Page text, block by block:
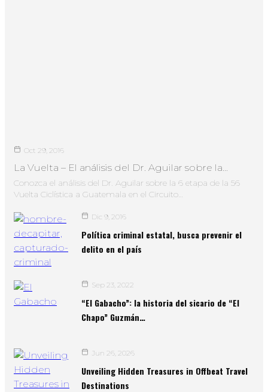
Oct 29, 2016
La Vuelta – El análisis del Dr. Aguilar sobre la…
Conozca el análisis del Dr. Aguilar sobre la 6 etapa de la 56
Vuelta Ciclística a Guatemala en el Circuito…
Dic 9, 2016
Política criminal estatal, busca prevenir el
delito en el país
Sep 23, 2022
“El Gabacho”: la historia del sicario de “El
Chapo” Guzmán…
Jun 26, 2026
Unveiling Hidden Treasures in Offbeat Travel
Destinations